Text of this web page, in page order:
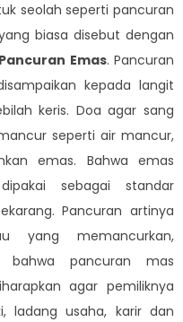
seolah seperti pancuran
biasa disebut dengan
Emas. Pancuran
kepada langit
keris. Doa agar sang
seperti air mancur,
emas. Bahwa emas
sebagai standar
Pancuran artinya
yang memancurkan,
bahwa pancuran mas
agar pemiliknya
ladang usaha, karir dan